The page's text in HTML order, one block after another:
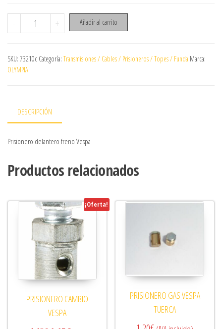
- Prisionero freno delantero cantidad
+ Añadir al carrito
SKU: 73210c Categoría: Transmisiones / Cables / Prisioneros / Topes / Funda Marca:
OLYMPIA
DESCRIPCIÓN
Prisionero delantero freno Vespa
Productos relacionados
¡Oferta!
PRISIONERO CAMBIO
VESPA
PRISIONERO GAS VESPA
TUERCA